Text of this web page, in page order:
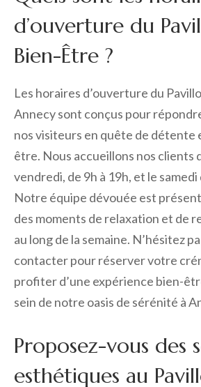
d’ouverture du
Bien-Être ?
Les horaires d’ouverture du
Annecy sont conçus pour
nos visiteurs en quête de détente
être. Nous accueillons nos clients
vendredi, de 9h à 19h, et le samedi
Notre équipe dévouée est
des moments de relaxation et de
au long de la semaine. N’hésitez
contacter pour réserver votre
profiter d’une expérience bien-
sein de notre oasis de sérénité à
Proposez-vous des
esthétiques au